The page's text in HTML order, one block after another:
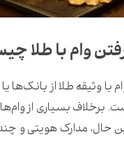
وام با طلا
با وثیقه طلا از
برخلاف بسیاری از
حال، مدارک هویتی و چند